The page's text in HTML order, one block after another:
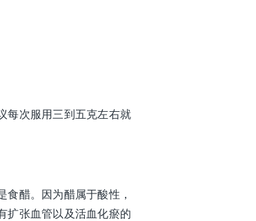
每次服用三到五克左右就
醋。因为醋属于酸性，
扩张血管以及活血化瘀的